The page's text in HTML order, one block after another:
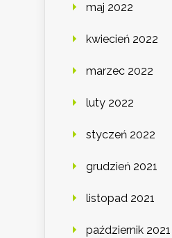
maj 2022
kwiecień 2022
marzec 2022
luty 2022
styczeń 2022
grudzień 2021
listopad 2021
październik 2021